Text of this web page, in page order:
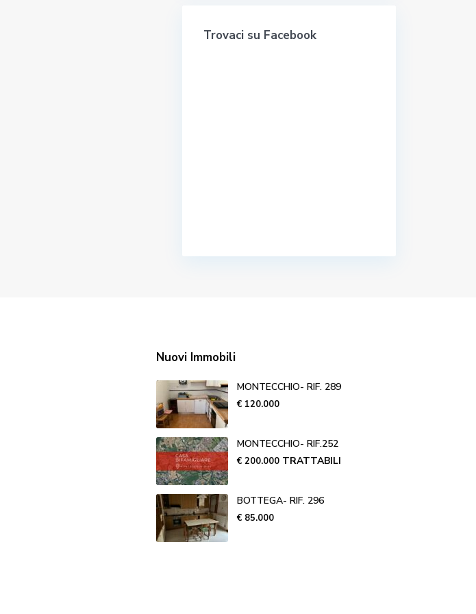
Trovaci su Facebook
Nuovi Immobili
MONTECCHIO- RIF. 289
€ 120.000
MONTECCHIO- RIF.252
€ 200.000 TRATTABILI
BOTTEGA- RIF. 296
€ 85.000